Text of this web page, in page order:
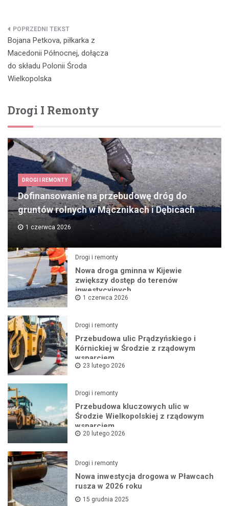
Nawigacja
wpisu
Bojana Petkova, piłkarka z
Macedonii Północnej, dołącza
do składu Polonii Środa
Wielkopolska
Drogi I Remonty
DROGI I REMONTY
Dofinansowanie na przebudowę dróg do
gruntów rolnych w Mącznikach i Dębicach
1 czerwca 2026
Drogi i remonty
Nowa droga gminna w Kijewie
zwiększy dostęp do terenów
inwestycyjnych
1 czerwca 2026
Drogi i remonty
Przebudowa ulic Prądzyńskiego i
Kórnickiej w Środzie z rządowym
wsparciem
23 lutego 2026
Drogi i remonty
Przebudowa kluczowych ulic w
Środzie Wielkopolskiej z rządowym
wsparciem
20 lutego 2026
Drogi i remonty
Nowa inwestycja drogowa w Pławcach
rusza w 2026 roku
15 grudnia 2025